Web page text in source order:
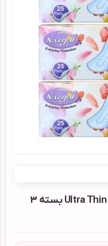
پد بهداشتی نازگل مدل Ultra Thin بسته 3